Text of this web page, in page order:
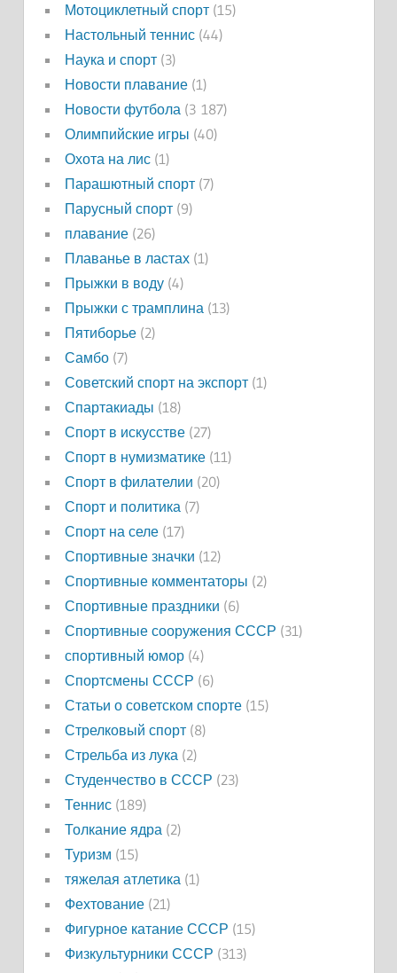
Мотоциклетный спорт(15)
Настольный теннис(44)
Наука и спорт(3)
Новости плавание(1)
Новости футбола(3 187)
Олимпийские игры (40)
Охота на лис(1)
Парашютный спорт(7)
Парусный спорт(9)
плавание(26)
Плаванье в ластах(1)
Прыжки в воду(4)
Прыжки с трамплина(13)
Пятиборье(2)
Самбо(7)
Советский спорт на экспорт(1)
Спартакиады (18)
Спорт в искусстве(27)
Спорт в нумизматике(11)
Спорт в филателии (20)
Спорт и политика(7)
Спорт на селе(17)
Спортивные значки (12)
Спортивные комментаторы (2)
Спортивные праздники (6)
Спортивные сооружения СССР (31)
спортивный юмор(4)
Спортсмены СССР (6)
Статьи о советском спорте(15)
Стрелковый спорт(8)
Стрельба из лука(2)
Студенчество в СССР (23)
Теннис(189)
Толкание ядра(2)
Туризм (15)
тяжелая атлетика(1)
Фехтование(21)
Фигурное катание СССР (15)
Физкультурники СССР (313)